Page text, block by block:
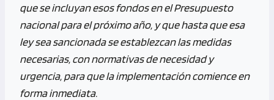
que se incluyan esos fondos en el Presupuesto
nacional para el próximo año, y que hasta que esa
ley sea sancionada se establezcan las medidas
necesarias, con normativas de necesidad y
urgencia, para que la implementación comience en
forma inmediata.